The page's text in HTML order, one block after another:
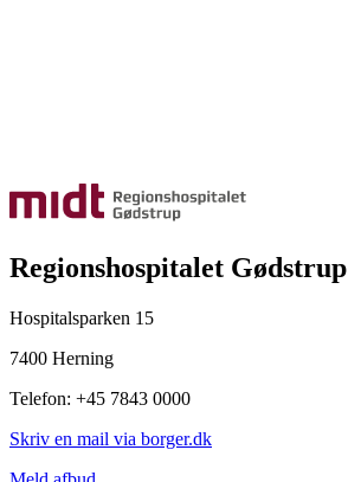
Regionshospitalet Gødstrup
Hospitalsparken 15
7400 Herning
Telefon: +45 7843 0000
Skriv en mail via borger.dk